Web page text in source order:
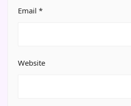
Email *
Website